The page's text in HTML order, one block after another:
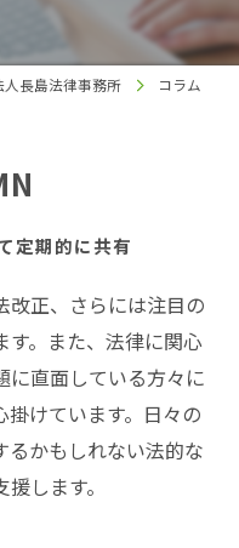
長島法律事務所 コラム
定期的に共有
改正、さらには注目の
す。また、法律に関心
に直面している方々に
掛けています。日々の
るかもしれない法的な
します。